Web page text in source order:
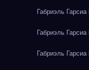
Габриэль
Габриэль
Габриэль